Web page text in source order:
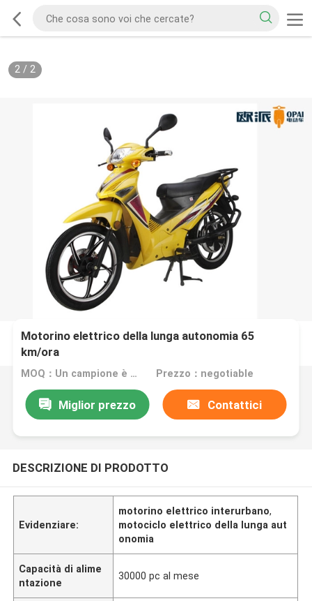
2/ 2
Motorino elettrico della lunga autonomia 65
km/ora
MOQ：Un campione è benvenuto Prezzo：negotiable
Miglior prezzo Contattici
DESCRIZIONE DI PRODOTTO
Evidenziare:
motorino elettrico interurbano,
motociclo elettrico della lunga aut
onomia
Capacità di alime
ntazione
30000 pc al mese